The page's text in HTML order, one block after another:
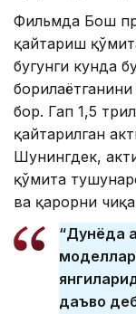
Фильмда Бош
қайтариш
бугунги кунда
бор. Гап 1,5
қайтарилган
Шунингдек,
қўмита
ва қарорни
“Дунёда
даъво